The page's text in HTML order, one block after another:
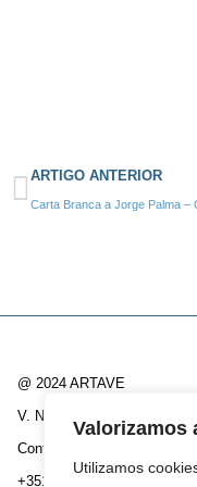
Valorizamos
Utilizamos
ARTIGO ANTERIOR
Carta Branca a Jorge Palma –
@ 2024 ARTAVE
V. N. Famalicão / Santo Tirso
Contactos:
+351 252 808 830